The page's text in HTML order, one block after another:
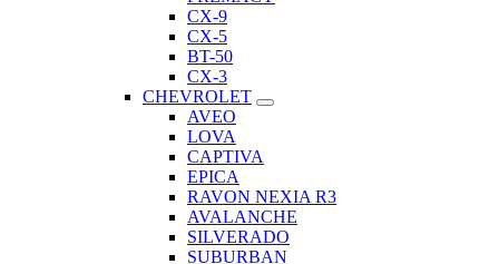
CX-9
CX-5
BT-50
CX-3
CHEVROLET
AVEO
LOVA
CAPTIVA
EPICA
RAVON NEXIA R3
AVALANCHE
SILVERADO
SUBURBAN